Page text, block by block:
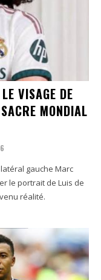
VISAGE DE
MONDIAL
gauche Marc
le portrait de Luis de
réalité.